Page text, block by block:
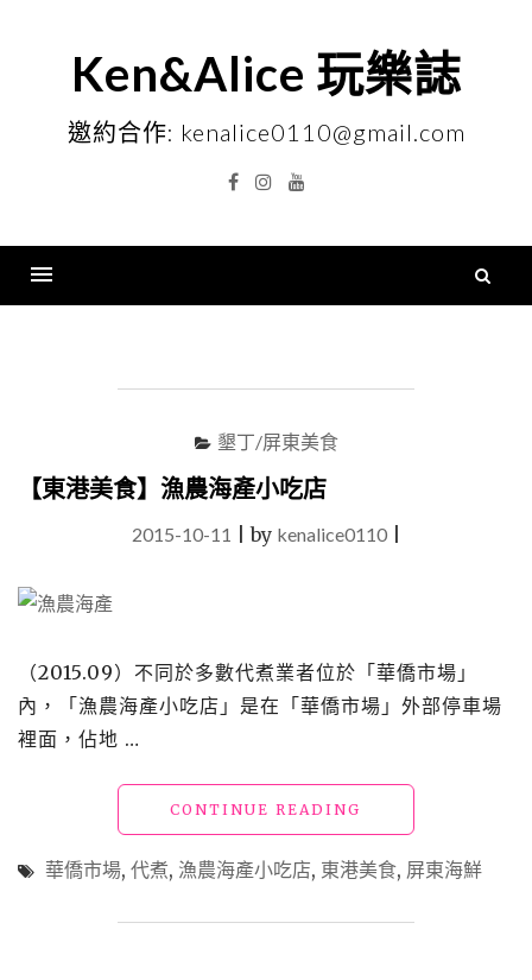
Ken&Alice 玩樂誌
邀約合作: kenalice0110@gmail.com
FacebookInstagramYouTube
墾丁/屏東美食
【東港美食】漁農海產小吃店
2015-10-11 |by kenalice0110|
（2015.09）不同於多數代煮業者位於「華僑市場」
內，「漁農海產小吃店」是在「華僑市場」外部停車場
裡面，佔地 …
CONTINUE READING
港
美
食】
華僑市場, 代煮, 漁農海產小吃店, 東港美食, 屏東海鮮